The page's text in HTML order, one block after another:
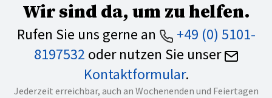
Wir sind da, um zu helfen.
Rufen Sie uns gerne an
+49 (0) 5101-
8197532 oder nutzen Sie unser
Kontaktformular.
Jederzeit erreichbar, auch an Wochenenden und Feiertagen